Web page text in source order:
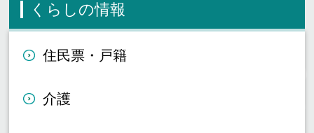
くらしの情報
住民票・戸籍
介護